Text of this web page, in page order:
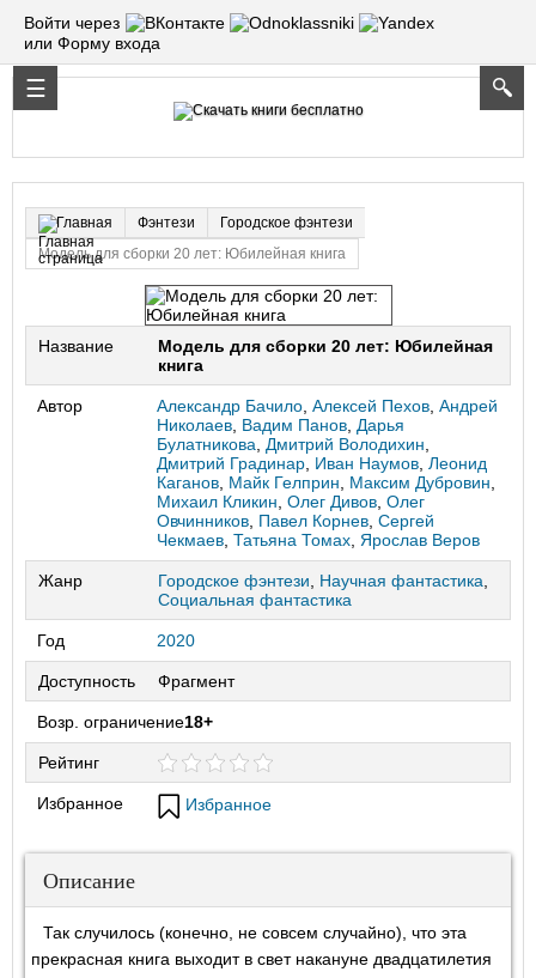
Войти через
или Форму входа
Главная Фэнтези
Городское фэнтези
Модель для сборки 20 лет: Юбилейная книга
Название
Модель для сборки 20 лет: Юбилейная
книга
Автор Александр Бачило, Алексей Пехов, Андрей
Николаев, Вадим Панов, Дарья
Булатникова, Дмитрий Володихин,
Дмитрий Градинар, Иван Наумов, Леонид
Каганов, Майк Гелприн, Максим Дубровин,
Михаил Кликин, Олег Дивов, Олег
Овчинников, Павел Корнев, Сергей
Чекмаев, Татьяна Томах, Ярослав Веров
Жанр Городское фэнтези, Научная фантастика,
Социальная фантастика
Год 2020
Доступность Фрагмент
Возр. ограничение18+
Рейтинг
Избранное Избранное
Описание
Так случилось (конечно, не совсем случайно), что эта
прекрасная книга выходит в свет накануне двадцатилетия